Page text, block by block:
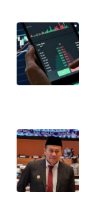
OPINI
EDITORIAL
INDEKS
BERITA